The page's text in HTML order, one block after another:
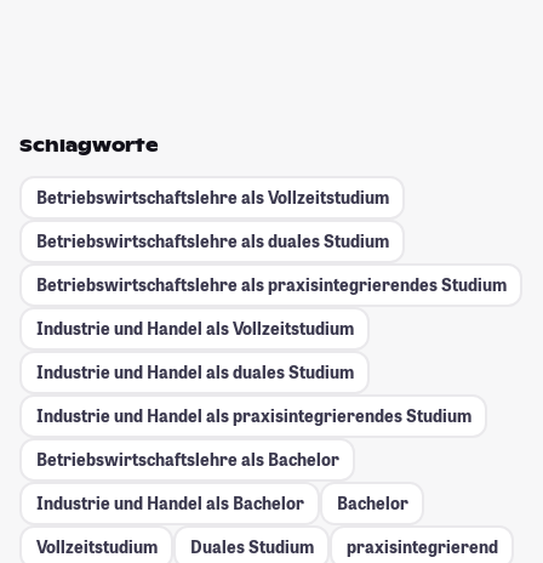
Schlagworte
Betriebswirtschaftslehre als Vollzeitstudium
Betriebswirtschaftslehre als duales Studium
Betriebswirtschaftslehre als praxisintegrierendes Studium
Industrie und Handel als Vollzeitstudium
Industrie und Handel als duales Studium
Industrie und Handel als praxisintegrierendes Studium
Betriebswirtschaftslehre als Bachelor
Industrie und Handel als Bachelor
Bachelor
Vollzeitstudium
Duales Studium
praxisintegrierend